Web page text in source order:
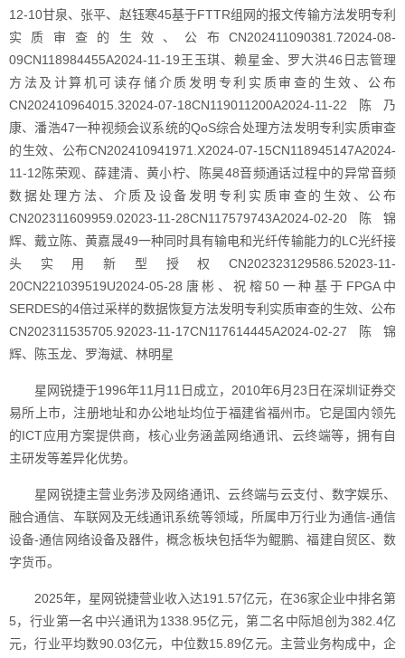
12-10甘泉、张平、赵钰寒45基于FTTR组网的报文传输方法发明专利
实质审查的生效、公布CN202411090381.72024-08-
09CN118984455A2024-11-19王玉琪、赖星金、罗大洪46日志管理
方法及计算机可读存储介质发明专利实质审查的生效、公布
CN202410964015.32024-07-18CN119011200A2024-11-22陈乃
康、潘浩47一种视频会议系统的QoS综合处理方法发明专利实质审查
的生效、公布CN202410941971.X2024-07-15CN118945147A2024-
11-12陈荣观、薛建清、黄小柠、陈昊48音频通话过程中的异常音频
数据处理方法、介质及设备发明专利实质审查的生效、公布
CN202311609959.02023-11-28CN117579743A2024-02-20陈锦
辉、戴立陈、黄嘉晟49一种同时具有输电和光纤传输能力的LC光纤接
头实用新型授权CN202323129586.52023-11-
20CN221039519U2024-05-28唐彬、祝榕50一种基于FPGA中
SERDES的4倍过采样的数据恢复方法发明专利实质审查的生效、公布
CN202311535705.92023-11-17CN117614445A2024-02-27陈锦
辉、陈玉龙、罗海斌、林明星
星网锐捷于1996年11月11日成立，2010年6月23日在深圳证券交
易所上市，注册地址和办公地址均位于福建省福州市。它是国内领先
的ICT应用方案提供商，核心业务涵盖网络通讯、云终端等，拥有自
主研发等差异化优势。
星网锐捷主营业务涉及网络通讯、云终端与云支付、数字娱乐、
融合通信、车联网及无线通讯系统等领域，所属申万行业为通信-通信
设备-通信网络设备及器件，概念板块包括华为鲲鹏、福建自贸区、数
字货币。
2025年，星网锐捷营业收入达191.57亿元，在36家企业中排名第
5，行业第一名中兴通讯为1338.95亿元，第二名中际旭创为382.4亿
元，行业平均数90.03亿元，中位数15.89亿元。主营业务构成中，企